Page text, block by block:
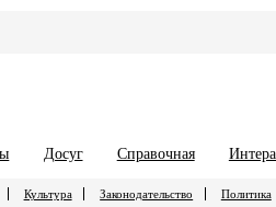
Досуг Справочная
Культура Законодательство Политика